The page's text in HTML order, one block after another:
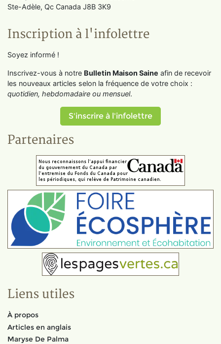
Ste-Adèle, Qc Canada J8B 3K9
Inscription à l'infolettre
Soyez informé !
Inscrivez-vous à notre Bulletin Maison Saine afin de recevoir
les nouveaux articles selon la fréquence de votre choix :
quotidien, hebdomadaire ou mensuel.
S'inscrire à l'infolettre
Partenaires
Liens utiles
À propos
Articles en anglais
Maryse De Palma